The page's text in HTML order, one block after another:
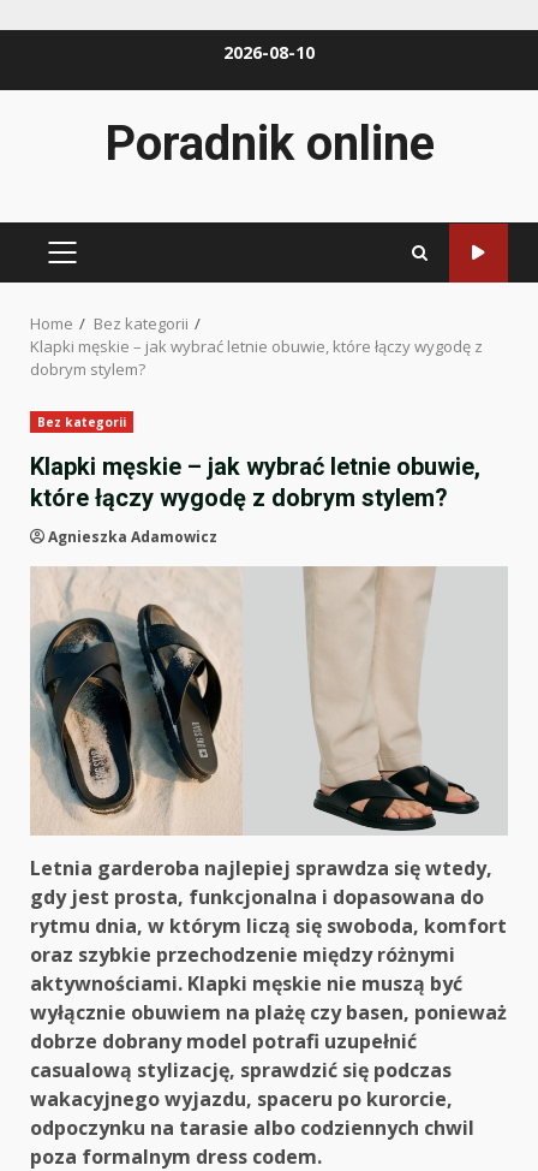
2026-08-10
Poradnik online
PRIMARY
Home
Bez kategorii
Klapki męskie – jak wybrać letnie obuwie, które łączy wygodę z
dobrym stylem?
Bez kategorii
Klapki męskie – jak wybrać letnie obuwie,
które łączy wygodę z dobrym stylem?
Agnieszka Adamowicz
Letnia garderoba najlepiej sprawdza się wtedy,
gdy jest prosta, funkcjonalna i dopasowana do
rytmu dnia, w którym liczą się swoboda, komfort
oraz szybkie przechodzenie między różnymi
aktywnościami. Klapki męskie nie muszą być
wyłącznie obuwiem na plażę czy basen, ponieważ
dobrze dobrany model potrafi uzupełnić
casualową stylizację, sprawdzić się podczas
wakacyjnego wyjazdu, spaceru po kurorcie,
odpoczynku na tarasie albo codziennych chwil
poza formalnym dress codem.